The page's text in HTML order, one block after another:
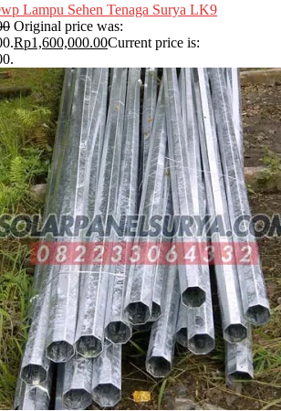
Lampu Sehen Tenaga Surya LK9
Original price was:
Rp1,600,000.00Current price is: